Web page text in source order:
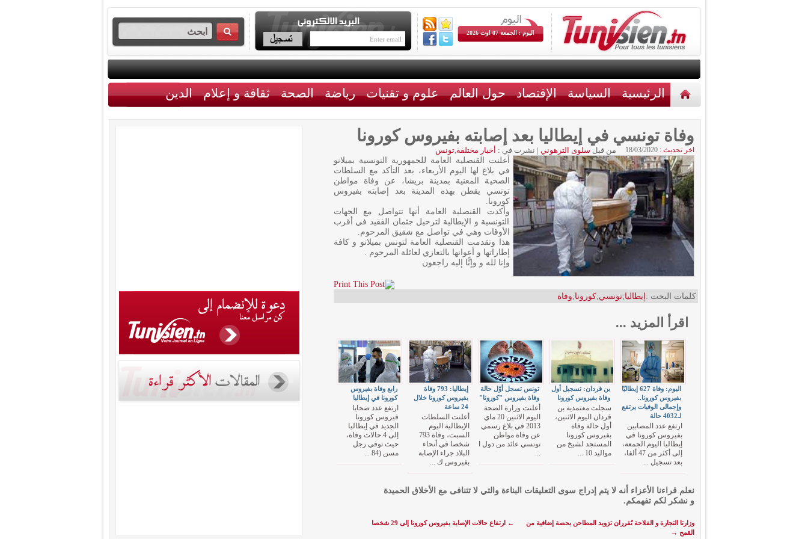
اليوم : الجمعة 07 اوت 2026
الرئيسية السياسة الإقتصاد حول العالم علوم و تقنيات رياضة الصحة ثقافة و إعلام الدين
وفاة تونسي في إيطاليا بعد إصابته بفيروس كورونا
اخر تحديث : 18/03/2020 من قبل سلوى الترهوني | نشرت في : أخبار مختلفة,تونس
أعلنت القنصلية العامة للجمهورية التونسية بميلانو
في بلاغ لها اليوم الأربعاء، بعد التأكد مع السلطات
الصحية المعنية بمدينة بريشا، عن وفاة مواطن
تونسي يقطن بهذه المدينة بعد إصابته بفيروس
كورونا.
وأكدت القنصلية العامة أنها تتواصل مع الجهات
التونسية و الإيطالية لترحيل جثمان الفقيد في أقرب
الأوقات وهي في تواصل مع شقيق المرحوم.
هذا وتقدمت القنصلية العامة لتونس بميلانو و كافة
إطاراتها و أعوانها بالتعازي لعائلة المرحوم .
وإنا لله و وإنًّا إليه راجعون
كلمات البحث : إيطاليا;تونسي;كورونا;وفاة
اقرأ المزيد ...
رابع وفاة بفيروس
كورونا في إيطاليا
ارتفع عدد ضحايا
فيروس كورونا
الجديد في إيطاليا
إلى 4 حالات وفاة،
حيث توفي رجل
مسن (84 ...
إيطاليا: 793 وفاة
بفيروس كورونا خلال
24 ساعة
أعلنت السلطات
الإيطالية اليوم
السبت، وفاة 793
شخصا في أنحاء
البلاد جراء الإصابة
بفيروس ك ...
تونس تسجل أوّل حالة
وفاة بفيروس "كورونا"
أعلنت وزارة الصحة
اليوم الاثنين 20 ماي
2013 في بلاغ رسمي
عن وفاة مواطن
تونسي عائد من دول ا
...
بن قردان: تسجيل أول
وفاة بفيروس كورونا
سجلت معتمدية بن
قردان اليوم الاثنين،
أول حالة وفاة
بفيروس كورونا
المستجد لشيخ من
مواليد 10 ...
اليوم: وفاة 627 إيطاليّا
بفيروس كورونا..
وإجمالى الوفيات يرتفع
لـ4032 حالة
ارتفع عدد المصابين
بفيروس كورونا في
إيطاليا اليوم الجمعة،
إلى أكثر من 47 ألفا،
بعد تسجيل ...
نعلم قراءنا الأعزاء أنه لا يتم إدراج سوى التعليقات البناءة والتي لا تتنافى مع الأخلاق الحميدة
و نشكر لكم تفهمكم.
← ارتفاع حالات الإصابة بفيروس كورونا إلى 29 شخصا
وزارتا التجارة و الفلاحة تُقرران تزويد المطاحن بحصة إضافية من
القمح →